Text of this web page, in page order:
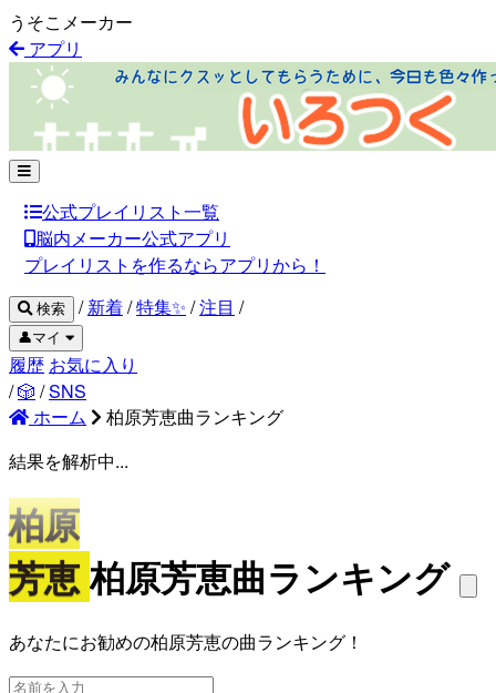
うそこメーカー
アプリ
公式プレイリスト一覧
脳内メーカー公式アプリ
プレイリストを作るならアプリから！
検索 / 新着/特集✨ /注目 /
👤マイ
履歴 お気に入り
/🎲 /SNS
ホーム
柏原芳恵曲ランキング
結果を解析中...
柏原
芳恵柏原芳恵曲ランキング
あなたにお勧めの柏原芳恵の曲ランキング！